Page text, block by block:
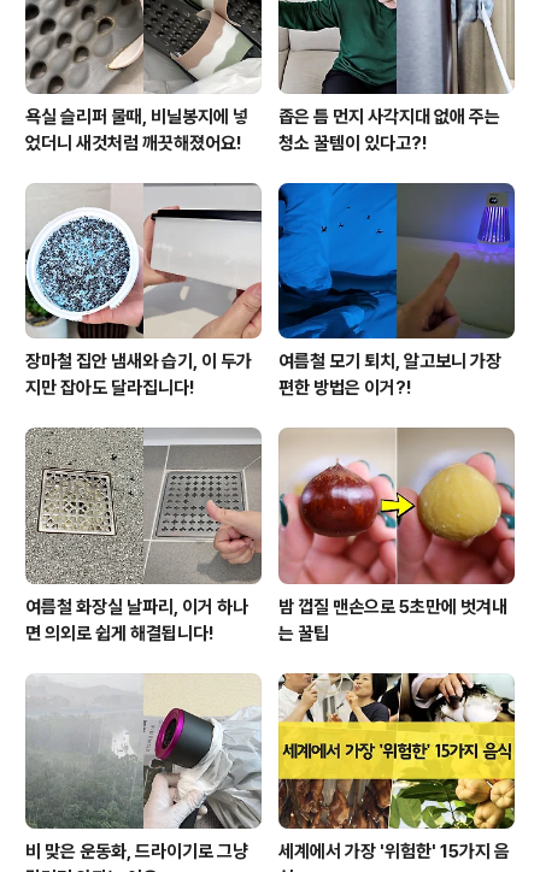
죠? ㅠㅠ 이 사진 속 보름이 약간 밀가루인형같지 ..
욕실 슬리퍼 물때, 비닐봉지에 넣
었더니 새것처럼 깨끗해졌어요!
좁은 틈 먼지 사각지대 없애 주는
청소 꿀템이 있다고?!
장마철 집안 냄새와 습기, 이 두가
지만 잡아도 달라집니다!
여름철 모기 퇴치, 알고보니 가장
편한 방법은 이거?!
여름철 화장실 날파리, 이거 하나
면 의외로 쉽게 해결됩니다!
밤 껍질 맨손으로 5초만에 벗겨내
는 꿀팁
비 맞은 운동화, 드라이기로 그냥
세계에서 가장 '위험한' 15가지 음